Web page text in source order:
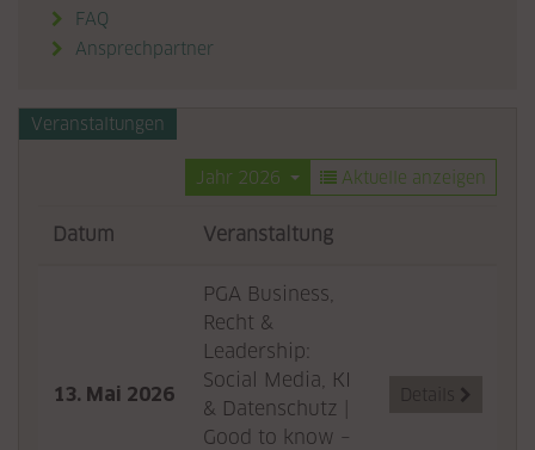
FAQ
Ansprechpartner
Veranstaltungen
Jahr 2026 Aktuelle anzeigen
Datum Veranstaltung
13. Mai 2026
PGA Business,
Recht &
Leadership:
Social Media, KI
& Datenschutz |
Good to know –
Details 